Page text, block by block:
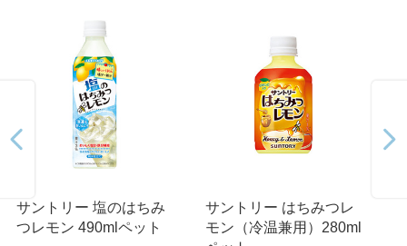
サントリー 塩のはちみ
つレモン 490mlペット
サントリー はちみつレ
モン（冷温兼用）280ml